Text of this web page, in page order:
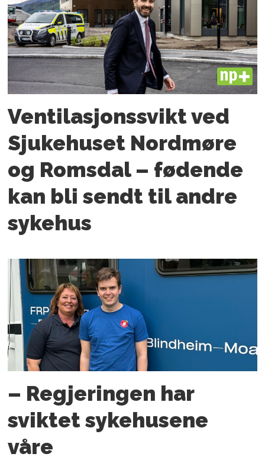
PLUS
Ventilasjonssvikt ved
Sjukehuset Nordmøre
og Romsdal – fødende
kan bli sendt til andre
sykehus
– Regjeringen har
sviktet sykehusene
våre